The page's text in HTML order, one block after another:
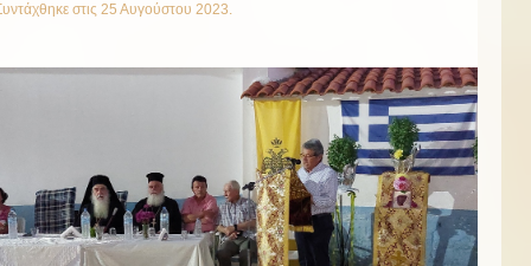
στις 25 Αυγούστου 2023.